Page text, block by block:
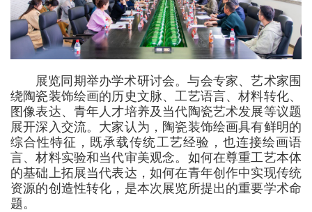
展览同期举办学术研讨会。与会专家、艺术家围
绕陶瓷装饰绘画的历史文脉、工艺语言、材料转化、
图像表达、青年人才培养及当代陶瓷艺术发展等议题
展开深入交流。大家认为，陶瓷装饰绘画具有鲜明的
综合性特征，既承载传统工艺经验，也连接绘画语
言、材料实验和当代审美观念。如何在尊重工艺本体
的基础上拓展当代表达，如何在青年创作中实现传统
资源的创造性转化，是本次展览所提出的重要学术命
题。